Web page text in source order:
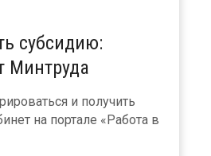
субсидию:
Минтруда
и получить
на портале «Работа в